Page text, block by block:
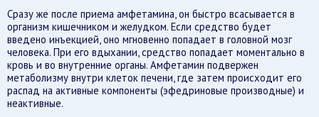
Сразу же после приема амфетамина, он быстро всасывается в
организм кишечником и желудком. Если средство будет
введено инъекцией, оно мгновенно попадает в головной мозг
человека. При его вдыхании, средство попадает моментально в
кровь и во внутренние органы. Амфетамин подвержен
метаболизму внутри клеток печени, где затем происходит его
распад на активные компоненты (эфедриновые производные) и
неактивные.